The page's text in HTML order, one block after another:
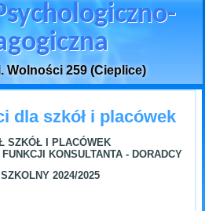
Wolności 259 (Cieplice)
dla szkół i placówek
SZKÓŁ I PLACÓWEK
KONSULTANTA - DORADCY
2024/2025